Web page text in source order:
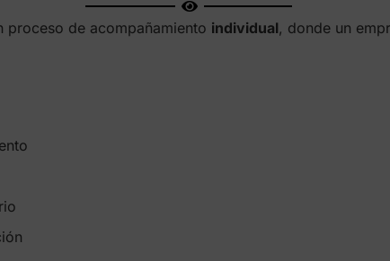
proceso de acompañamiento individual, donde un